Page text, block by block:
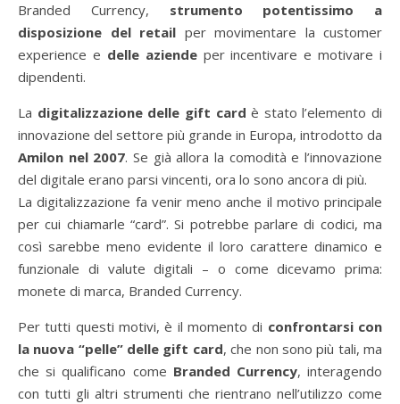
Branded Currency, strumento potentissimo a
disposizione del retail per movimentare la customer
experience e delle aziendeper incentivare e motivare i
dipendenti.
La digitalizzazione delle gift card è stato l’elemento di
innovazione del settore più grande in Europa, introdotto da
Amilon nel 2007. Se già allora la comodità e l’innovazione
del digitale erano parsi vincenti, ora lo sono ancora di più.
La digitalizzazione fa venir meno anche il motivo principale
per cui chiamarle “card”. Si potrebbe parlare di codici, ma
così sarebbe meno evidente il loro carattere dinamico e
funzionale di valute digitali – o come dicevamo prima:
monete di marca, Branded Currency.
Per tutti questi motivi, è il momento di confrontarsi con
la nuova “pelle” delle gift card, che non sono più tali, ma
che si qualificano come Branded Currency, interagendo
con tutti gli altri strumenti che rientrano nell’utilizzo come